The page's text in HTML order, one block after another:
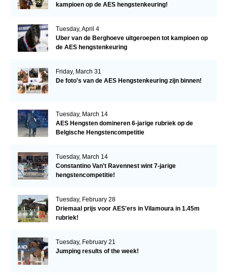
kampioen op de AES hengstenkeuring!
Tuesday, April 4
Uber van de Berghoeve uitgeroepen tot kampioen op
de AES hengstenkeuring
Friday, March 31
De foto's van de AES Hengstenkeuring zijn binnen!
Tuesday, March 14
AES Hengsten domineren 6-jarige rubriek op de
Belgische Hengstencompetitie
Tuesday, March 14
Constantino Van't Ravennest wint 7-jarige
hengstencompetitie!
Tuesday, February 28
Driemaal prijs voor AES'ers in Vilamoura in 1.45m
rubriek!
Tuesday, February 21
Jumping results of the week!